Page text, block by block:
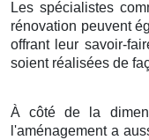
Les spécialistes
rénovation peuvent
offrant leur savoir-
soient réalisées de
À côté de la
l'aménagement a